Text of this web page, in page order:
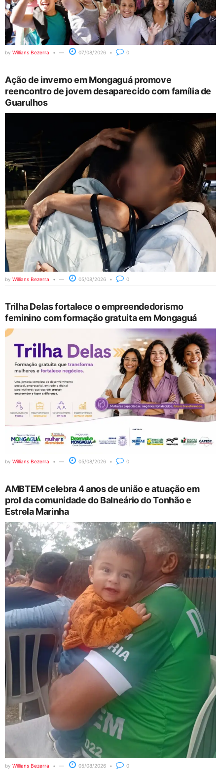
by Willians Bezerra 07/08/2026 0
Ação de inverno em Mongaguá promove
reencontro de jovem desaparecido com família de
Guarulhos
by Willians Bezerra 05/08/2026 0
Trilha Delas fortalece o empreendedorismo
feminino com formação gratuita em Mongaguá
by Willians Bezerra 05/08/2026 0
AMBTEM celebra 4 anos de união e atuação em
prol da comunidade do Balneário do Tonhão e
Estrela Marinha
by Willians Bezerra 05/08/2026 0